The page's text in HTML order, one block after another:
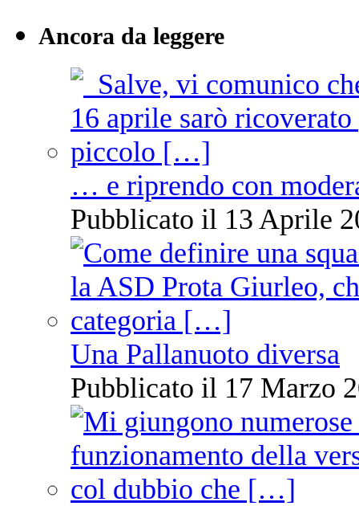
Ancora da leggere
… e riprendo con
Pubblicato il 13 Aprile
Una Pallanuoto diversa
Pubblicato il 17 Marzo